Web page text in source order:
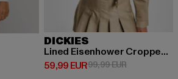
84,99 EUR
DICKIES
Lined Eisenhower Cropped Rec
59,99 EUR
Derzeitiger Preis: 59,99 EUR
99,99 EURAktionspreis: